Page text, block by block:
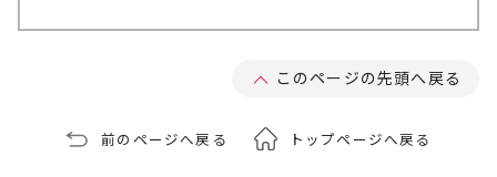
このページの先頭へ戻る
前のページへ戻る トップページへ戻る